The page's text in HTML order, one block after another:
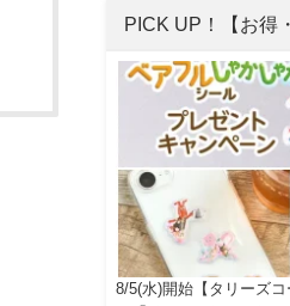
PICK UP！【お得
8/5(水)開始【タリーズ